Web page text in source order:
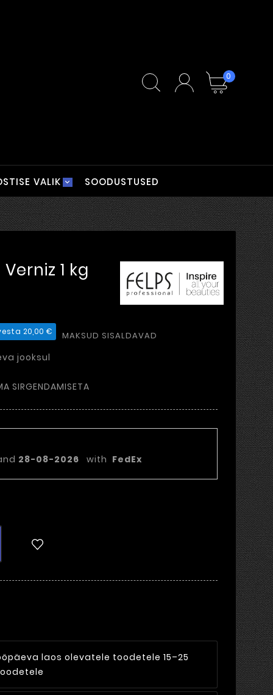
0
VALIK SOODUSTUSED
1 kg
20,00 € MAKSUD SISALDAVAD
jooksul
SIRGENDAMISETA
28-08-2026 with FedEx
laos olevatele toodetele 15–25